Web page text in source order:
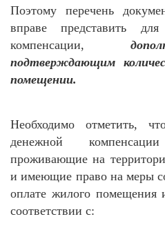
Поэтому перечень
вправе представить
компенсации,
подтверждающим
помещении.
Необходимо отметить,
денежной
проживающие на
и имеющие право на меры
оплате жилого помещения
соответствии с: